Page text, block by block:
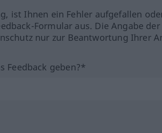
ist Ihnen ein Fehler aufgefallen
Formular aus. Die Angabe
nur zur Beantwortung Ihrer
Feedback geben?*